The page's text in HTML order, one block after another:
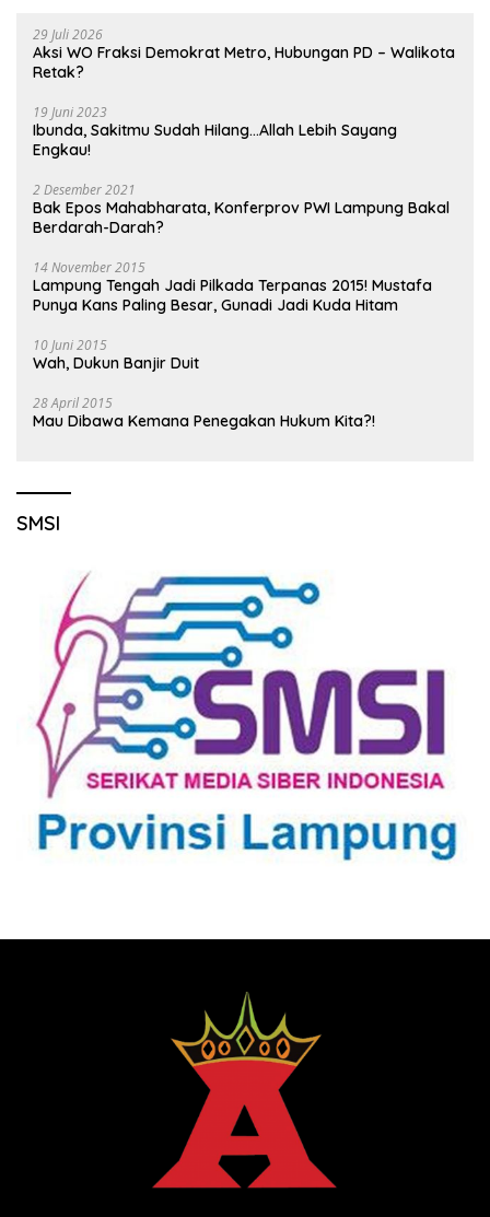
29 Juli 2026
Aksi WO Fraksi Demokrat Metro, Hubungan PD – Walikota
Retak?
19 Juni 2023
Ibunda, Sakitmu Sudah Hilang…Allah Lebih Sayang
Engkau!
2 Desember 2021
Bak Epos Mahabharata, Konferprov PWI Lampung Bakal
Berdarah-Darah?
14 November 2015
Lampung Tengah Jadi Pilkada Terpanas 2015! Mustafa
Punya Kans Paling Besar, Gunadi Jadi Kuda Hitam
10 Juni 2015
Wah, Dukun Banjir Duit
28 April 2015
Mau Dibawa Kemana Penegakan Hukum Kita?!
SMSI